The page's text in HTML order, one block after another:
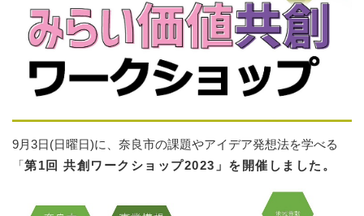
9月3日(日曜日)に、奈良市の課題やアイデア発想法を学べる
「第1回 共創ワークショップ2023」を開催しました。